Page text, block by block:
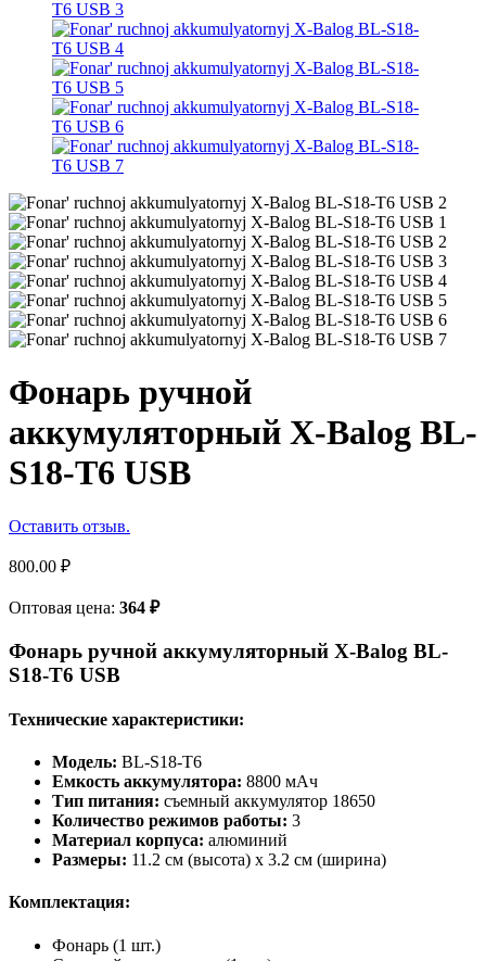
Фонарь ручной
аккумуляторный X-Balog BL-
S18-T6 USB
Оставить отзыв.
800.00 ₽
Оптовая цена: 364 ₽
Фонарь ручной аккумуляторный X-Balog BL-
S18-T6 USB
Технические характеристики:
Модель: BL-S18-T6
Емкость аккумулятора: 8800 мАч
Тип питания: съемный аккумулятор 18650
Количество режимов работы: 3
Материал корпуса: алюминий
Размеры: 11.2 см (высота) x 3.2 см (ширина)
Комплектация:
Фонарь (1 шт.)